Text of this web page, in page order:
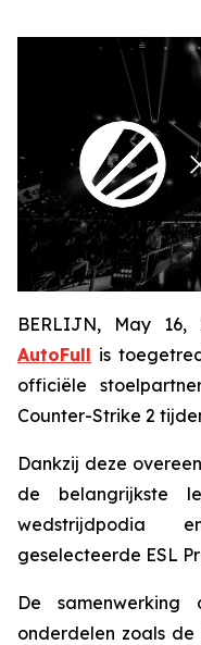
BERLIJN, May 16,
AutoFull is
officiële
Counter-Strike 2
Dankzij deze
de belangrijkste
wedstrijdpodia
geselecteerde ESL
De
onderdelen zoals de